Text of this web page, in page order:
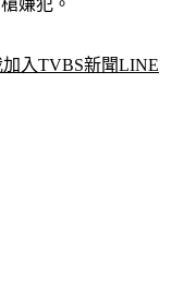
嫌犯。
入TVBS新聞LINE